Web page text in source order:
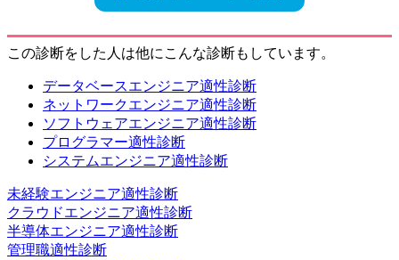
この診断をした人は他にこんな診断もしています。
データベースエンジニア適性診断
ネットワークエンジニア適性診断
ソフトウェアエンジニア適性診断
プログラマー適性診断
システムエンジニア適性診断
未経験エンジニア適性診断
クラウドエンジニア適性診断
半導体エンジニア適性診断
管理職適性診断